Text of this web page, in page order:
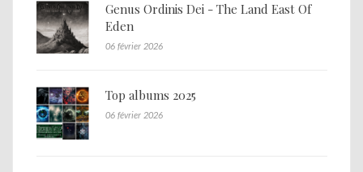
Genus Ordinis Dei - The Land East Of
Eden
06 février 2026
Top albums 2025
06 février 2026